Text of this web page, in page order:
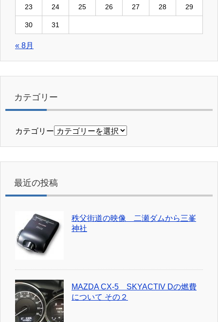
23 24 25 26 27 28 29
30 31
« 8月
カテゴリー
カテゴリー
最近の投稿
秩父街道の映像 二瀬ダムから三峯
神社
MAZDA CX-5 SKYACTIV Dの燃費
について その２